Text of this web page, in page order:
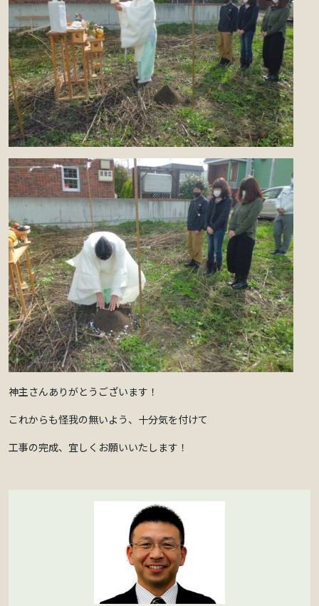
神主さんありがとうございます！
これからも怪我の無いよう、十分気を付けて
工事の完成、宜しくお願いいたします！